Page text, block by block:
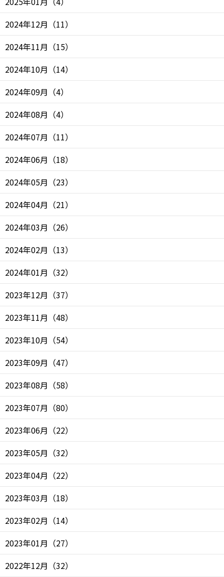
2024年12月 （11）
2024年11月 （15）
2024年10月 （14）
2024年09月 （4）
2024年08月 （4）
2024年07月 （11）
2024年06月 （18）
2024年05月 （23）
2024年04月 （21）
2024年03月 （26）
2024年02月 （13）
2024年01月 （32）
2023年12月 （37）
2023年11月 （48）
2023年10月 （54）
2023年09月 （47）
2023年08月 （58）
2023年07月 （80）
2023年06月 （22）
2023年05月 （32）
2023年04月 （22）
2023年03月 （18）
2023年02月 （14）
2023年01月 （27）
2022年12月 （32）